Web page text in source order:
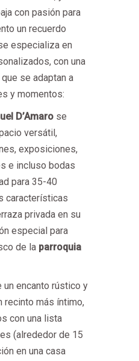
con pasión para
un recuerdo
especializa en
con una
se adaptan a
y momentos:
D’Amaro se
versátil,
exposiciones,
e incluso bodas
para 35-40
características
privada en su
especial para
de la parroquia
un encanto rústico y
recinto más íntimo,
con una lista
(alrededor de 15
en una casa